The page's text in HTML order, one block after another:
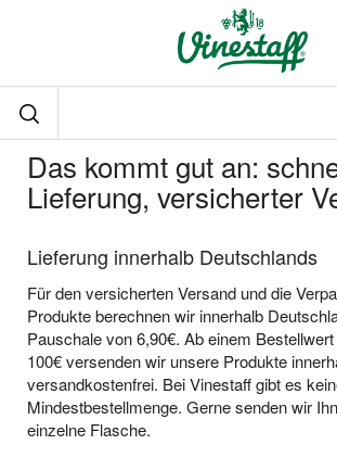
Das kommt gut an:
Lieferung, versicherter
Lieferung innerhalb Deutschlands
Für den versicherten Versand und die
Produkte berechnen wir innerhalb
Pauschale von 6,90€. Ab einem
100€ versenden wir unsere Produkte
versandkostenfrei. Bei Vinestaff gibt es
Mindestbestellmenge. Gerne senden wir
einzelne Flasche.